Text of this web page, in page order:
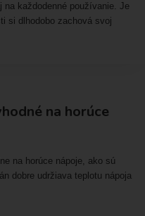
každodenné používanie. Je
si dlhodobo zachová svoj
na horúce
na horúce nápoje, ako sú
dobre udržiava teplotu nápoja